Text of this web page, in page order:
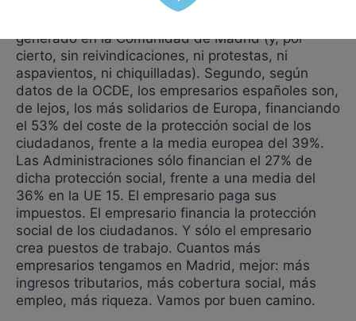
generado en la Comunidad de Madrid (y, por
cierto, sin reivindicaciones, ni protestas, ni
aspavientos, ni chiquilladas). Segundo, según
datos de la OCDE, los empresarios españoles son,
de lejos, los más solidarios de Europa, financiando
el 53% del coste de la protección social de los
ciudadanos, frente a la media europea del 39%.
Las Administraciones sólo financian el 27% de
dicha protección social, frente a una media del
36% en la UE 15. El empresario paga sus
impuestos. El empresario financia la protección
social de los ciudadanos. Y sólo el empresario
crea puestos de trabajo. Cuantos más
empresarios tengamos en Madrid, mejor: más
ingresos tributarios, más cobertura social, más
empleo, más riqueza. Vamos por buen camino.